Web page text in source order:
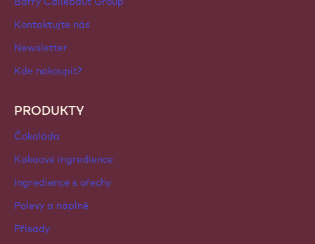
Kontaktujte nás
Newsletter
Kde nakoupit?
PRODUKTY
Čokoláda
Kakaové ingredience
Ingredience s ořechy
Polevy a náplně
Přísady